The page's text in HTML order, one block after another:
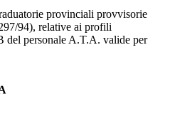
provinciali provvisorie
94), relative ai profili
del personale A.T.A. valide per